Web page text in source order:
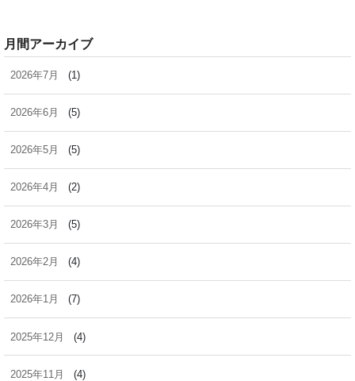
月間アーカイブ
2026年7月 (1)
2026年6月 (5)
2026年5月 (5)
2026年4月 (2)
2026年3月 (5)
2026年2月 (4)
2026年1月 (7)
2025年12月 (4)
2025年11月 (4)